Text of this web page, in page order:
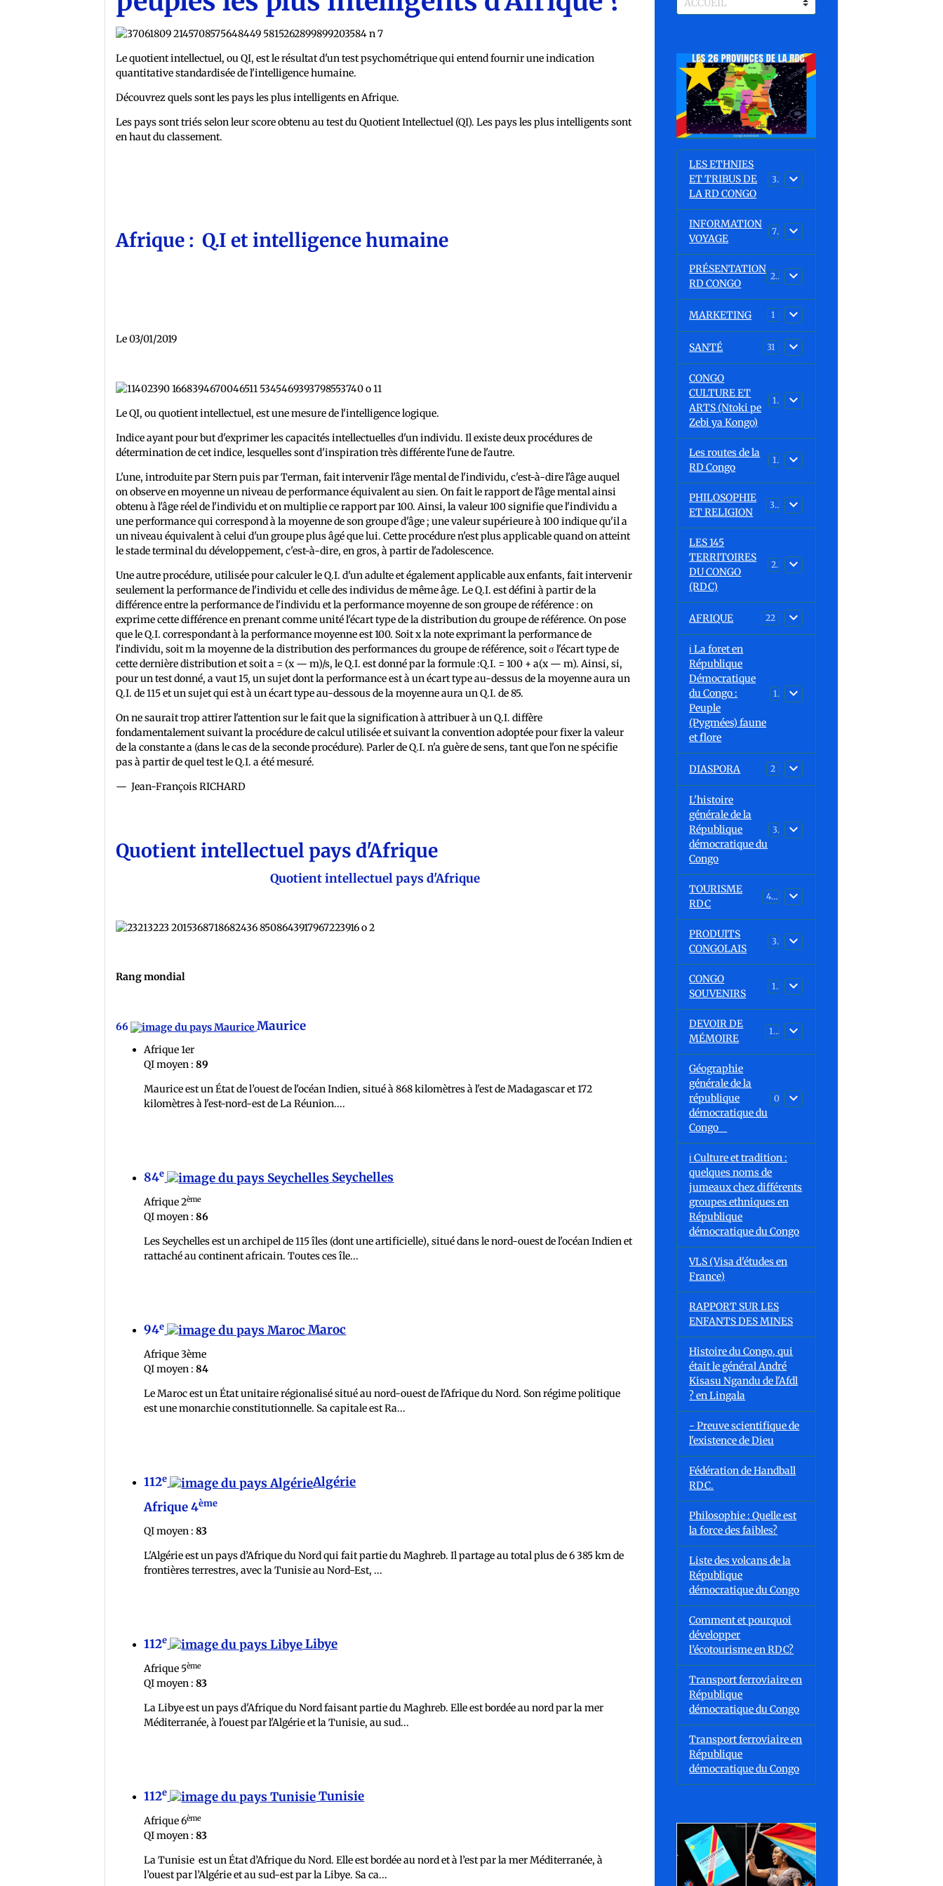
Le quotient intellectuel, ou QI, est le résultat d'un test psychométrique qui entend fournir une indication
quantitative standardisée de l'intelligence humaine.
Découvrez quels sont les pays les plus intelligents en Afrique.
Les pays sont triés selon leur score obtenu au test du Quotient Intellectuel (QI). Les pays les plus intelligents sont
en haut du classement.
Afrique : Q.I et intelligence humaine
Le 03/01/2019
Le QI, ou quotient intellectuel, est une mesure de l'intelligence logique.
Indice ayant pour but d'exprimer les capacités intellectuelles d'un individu. Il existe deux procédures de
détermination de cet indice, lesquelles sont d'inspiration très différente l'une de l'autre.
L'une, introduite par Stern puis par Terman, fait intervenir l'âge mental de l'individu, c'est-à-dire l'âge auquel
on observe en moyenne un niveau de performance équivalent au sien. On fait le rapport de l'âge mental ainsi
obtenu à l'âge réel de l'individu et on multiplie ce rapport par 100. Ainsi, la valeur 100 signifie que l'individu a
une performance qui correspond à la moyenne de son groupe d'âge ; une valeur supérieure à 100 indique qu'il a
un niveau équivalent à celui d'un groupe plus âgé que lui. Cette procédure n'est plus applicable quand on atteint
le stade terminal du développement, c'est-à-dire, en gros, à partir de l'adolescence.
Une autre procédure, utilisée pour calculer le Q.I. d'un adulte et également applicable aux enfants, fait intervenir
seulement la performance de l'individu et celle des individus de même âge. Le Q.I. est défini à partir de la
différence entre la performance de l'individu et la performance moyenne de son groupe de référence : on
exprime cette différence en prenant comme unité l'écart type de la distribution du groupe de référence. On pose
que le Q.I. correspondant à la performance moyenne est 100. Soit x la note exprimant la performance de
l'individu, soit m la moyenne de la distribution des performances du groupe de référence, soit σ l'écart type de
cette dernière distribution et soit a = (x — m)/s, le Q.I. est donné par la formule :Q.I. = 100 + a(x — m). Ainsi, si,
pour un test donné, a vaut 15, un sujet dont la performance est à un écart type au-dessus de la moyenne aura un
Q.I. de 115 et un sujet qui est à un écart type au-dessous de la moyenne aura un Q.I. de 85.
On ne saurait trop attirer l'attention sur le fait que la signification à attribuer à un Q.I. diffère
fondamentalement suivant la procédure de calcul utilisée et suivant la convention adoptée pour fixer la valeur
de la constante a (dans le cas de la seconde procédure). Parler de Q.I. n'a guère de sens, tant que l'on ne spécifie
pas à partir de quel test le Q.I. a été mesuré.
— Jean-François RICHARD
Quotient intellectuel pays d'Afrique
Quotient intellectuel pays d'Afrique
Rang mondial
66 Maurice
Afrique 1er
QI moyen :89
Maurice est un État de l’ouest de l'océan Indien, situé à 868 kilomètres à l'est de Madagascar et 172
kilomètres à l'est-nord-est de La Réunion....
84e Seychelles
Afrique 2ème
QI moyen :86
Les Seychelles est un archipel de 115 îles (dont une artificielle), situé dans le nord-ouest de l'océan Indien et
rattaché au continent africain. Toutes ces île...
94e Maroc
Afrique 3ème
QI moyen :84
Le Maroc est un État unitaire régionalisé situé au nord-ouest de l'Afrique du Nord. Son régime politique
est une monarchie constitutionnelle. Sa capitale est Ra...
112e
Algérie
Afrique 4ème
QI moyen :83
L'Algérie est un pays d’Afrique du Nord qui fait partie du Maghreb. Il partage au total plus de 6 385 km de
frontières terrestres, avec la Tunisie au Nord-Est, ...
112e Libye
Afrique 5ème
QI moyen :83
La Libye est un pays d'Afrique du Nord faisant partie du Maghreb. Elle est bordée au nord par la mer
Méditerranée, à l'ouest par l'Algérie et la Tunisie, au sud...
112e Tunisie
Afrique 6ème
QI moyen :83
La Tunisie est un État d’Afrique du Nord. Elle est bordée au nord et à l’est par la mer Méditerranée, à
l’ouest par l’Algérie et au sud-est par la Libye. Sa ca...
LES ETHNIES
ET TRIBUS DE
LA RD CONGO
37
INFORMATION
VOYAGE
7
PRÉSENTATION
RD CONGO
23
MARKETING 1
SANTÉ 31
CONGO
CULTURE ET
ARTS (Ntoki pe
Zebi ya Kongo)
15
Les routes de la
RD Congo
1
PHILOSOPHIE
ET RELIGION
32
LES 145
TERRITOIRES
DU CONGO
(RDC)
23
AFRIQUE 22
ℹ️ La foret en
République
Démocratique
du Congo :
Peuple
(Pygmées) faune
et flore
15
DIASPORA 2
L'histoire
générale de la
République
démocratique du
Congo
30
TOURISME
RDC
43
PRODUITS
CONGOLAIS
3
CONGO
SOUVENIRS
1
DEVOIR DE
MÉMOIRE
13
Géographie
générale de la
république
démocratique du
Congo
ℹ️ Culture et tradition :
quelques noms de
jumeaux chez différents
groupes ethniques en
République
démocratique du Congo
VLS (Visa d'études en
France)
RAPPORT SUR LES
ENFANTS DES MINES
Histoire du Congo, qui
était le général André
Kisasu Ngandu de l'Afdl
? en Lingala
- Preuve scientifique de
l'existence de Dieu
Fédération de Handball
RDC.
Philosophie : Quelle est
la force des faibles?
Liste des volcans de la
République
démocratique du Congo
Comment et pourquoi
développer
l’écotourisme en RDC?
Transport ferroviaire en
République
démocratique du Congo
Transport ferroviaire en
République
démocratique du Congo